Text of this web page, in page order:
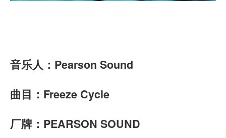
音乐人：Pearson Sound
曲目：Freeze Cycle
厂牌： PEARSON SOUND